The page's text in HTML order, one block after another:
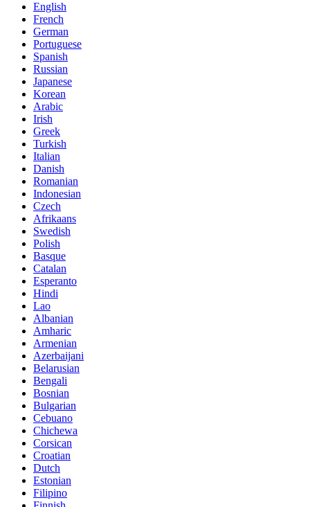
English
French
German
Portuguese
Spanish
Russian
Japanese
Korean
Arabic
Irish
Greek
Turkish
Italian
Danish
Romanian
Indonesian
Czech
Afrikaans
Swedish
Polish
Basque
Catalan
Esperanto
Hindi
Lao
Albanian
Amharic
Armenian
Azerbaijani
Belarusian
Bengali
Bosnian
Bulgarian
Cebuano
Chichewa
Corsican
Croatian
Dutch
Estonian
Filipino